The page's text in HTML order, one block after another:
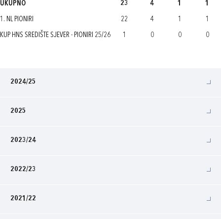
UKUPNO 23 4 1 1
1. NL PIONIRI 22 4 1 1
KUP HNS SREDIŠTE SJEVER - PIONIRI 25/26 1 0 0 0
2024/25
2025
2023/24
2022/23
2021/22